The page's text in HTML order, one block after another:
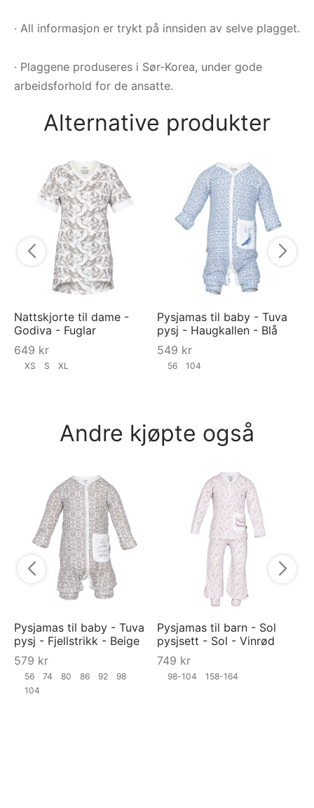
· All informasjon er trykt på innsiden av selve plagget.
· Plaggene produseres i Sør-Korea, under gode
arbeidsforhold for de ansatte.
Alternative produkter
Nattskjorte til dame -
Godiva - Fuglar
649 kr
XS S XL
Pysjamas til baby - Tuva
pysj - Haugkallen - Blå
549 kr
56 104
Andre kjøpte også
Pysjamas til baby - Tuva
pysj - Fjellstrikk - Beige
579 kr
56 74 80 86 92
98
104
Pysjamas til barn - Sol
pysjsett - Sol - Vinrød
749 kr
98-104 158-164